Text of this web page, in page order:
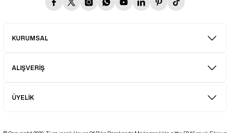
KURUMSAL
ALIŞVERİŞ
ÜYELİK